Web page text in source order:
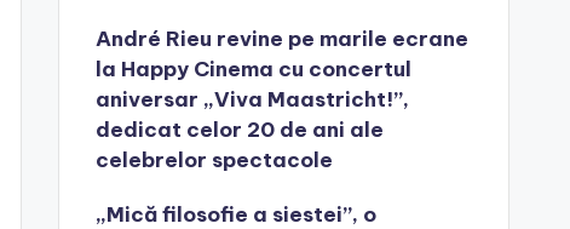
André Rieu revine pe marile ecrane
la Happy Cinema cu concertul
aniversar „Viva Maastricht!”,
dedicat celor 20 de ani ale
celebrelor spectacole
„Mică filosofie a siestei”, o